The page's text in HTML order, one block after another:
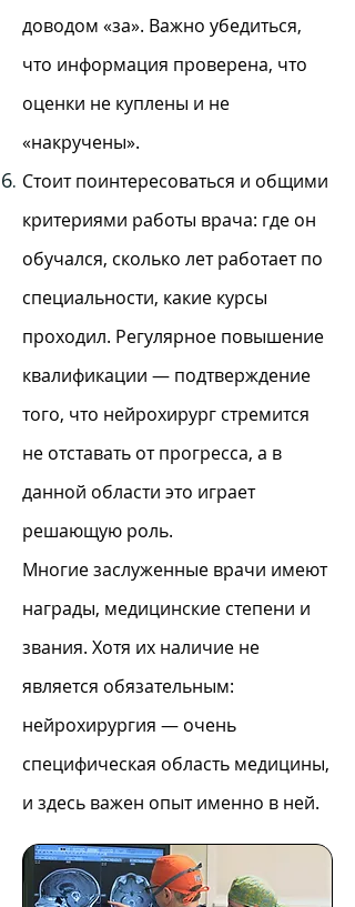
доводом «за». Важно убедиться,
что информация проверена, что
оценки не куплены и не
«накручены».
Стоит поинтересоваться и общими
критериями работы врача: где он
обучался, сколько лет работает по
специальности, какие курсы
проходил. Регулярное повышение
квалификации — подтверждение
того, что нейрохирург стремится
не отставать от прогресса, а в
данной области это играет
решающую роль.
Многие заслуженные врачи имеют
награды, медицинские степени и
звания. Хотя их наличие не
является обязательным:
нейрохирургия — очень
специфическая область медицины,
и здесь важен опыт именно в ней.